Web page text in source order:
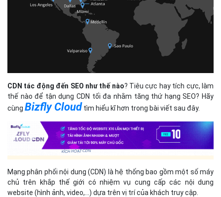
CDN tác động đến SEO như thế nào? Tiêu cực hay tích cực, làm
thế nào để tận dụng CDN tối đa nhằm tăng thứ hạng SEO? Hãy
cùng Bizfly Cloud tìm hiểu kĩ hơn trong bài viết sau đây.
Mạng phân phối nội dung (CDN) là hệ thống bao gồm một số máy
chủ trên khắp thế giới có nhiệm vụ cung cấp các nội dung
website (hình ảnh, video,...) dựa trên vị trí của khách truy cập.